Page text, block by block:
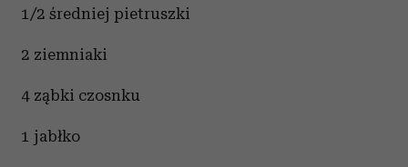
1/2 średniej pietruszki
2 ziemniaki
4 ząbki czosnku
1 jabłko